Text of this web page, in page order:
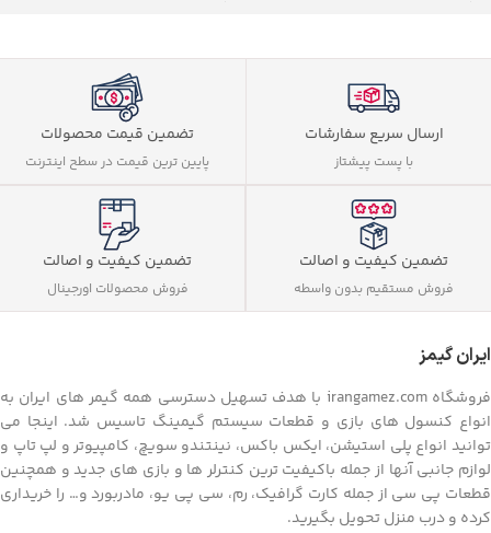
امکان استفاده از سرویس گیم پس
امکان استفاده از سرویس گیم پس
ارسال سریع سفارشات
با پست پیشتاز
تضمین قیمت محصولات
پایین ترین قیمت در سطح اینترنت
تضمین کیفیت و اصالت
فروش مستقیم بدون واسطه
تضمین کیفیت و اصالت
فروش محصولات اورجینال
ایران گیمز
فروشگاه irangamez.com با هدف تسهیل دسترسی همه گیمر های ایران به
انواع کنسول های بازی و قطعات سیستم گیمینگ تاسیس شد. اینجا می
توانید انواع پلی استیشن، ایکس باکس، نینتندو سویچ، کامپیوتر و لپ تاپ و
لوازم جانبی آنها از جمله باکیفیت ترین کنترلر ها و بازی های جدید و همچنین
قطعات پی سی از جمله کارت گرافیک، رم، سی پی یو، مادربورد و… را خریداری
کرده و درب منزل تحویل بگیرید.